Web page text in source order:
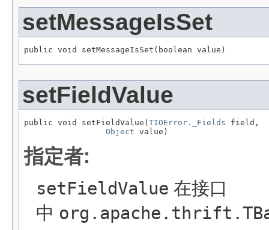
setMessageIsSet
public void setMessageIsSet(boolean value)
setFieldValue
public void setFieldValue( TIOError._Fields field,
Object value)
指定者:
setFieldValue 在接口
中